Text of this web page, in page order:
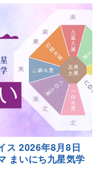
ス 2026年8月8日
まいにち九星気学